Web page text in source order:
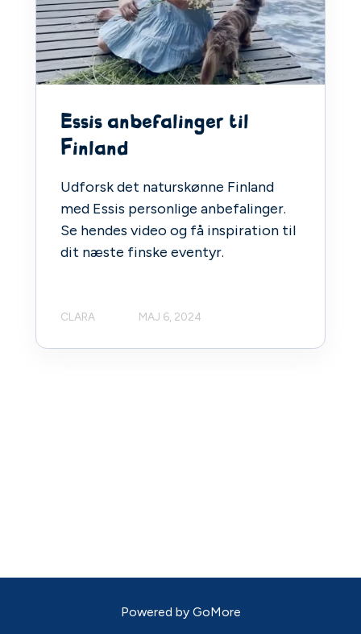
Essis anbefalinger til
Finland
Udforsk det naturskønne Finland
med Essis personlige anbefalinger.
Se hendes video og få inspiration til
dit næste finske eventyr.
CLARA MAJ 6, 2024
Powered by GoMore